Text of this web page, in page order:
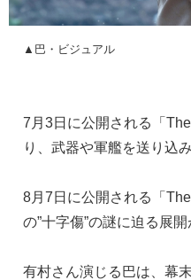
▲巴・ビジュアル
7月3日に公開される「
り、武器や軍艦を送り込
8月7日に公開される「
の”十字傷”の謎に迫る展開
有村さん演じる巴は、幕